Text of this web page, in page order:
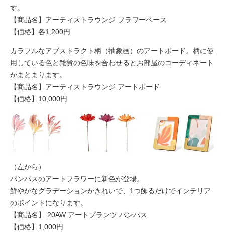
す。
【商品名】アーティストラウンジ フラワーベース
【価格】各1,200円
カラフルなアブストラクト柄（抽象画）のアートボード。柄に使
用している色と雑貨の色味を合わせるとお部屋のコーディネート
がまとまります。
【商品名】アーティストラウンジ アートボード
【価格】10,000円
（左から）
パンパスのアートフラワーに新色が登場。
鮮やかなグラデーションがきれいで、1つ飾るだけでインテリア
のポイントになります。
【商品名】 20AW アートプランツ パンパス
【価格】1,000円